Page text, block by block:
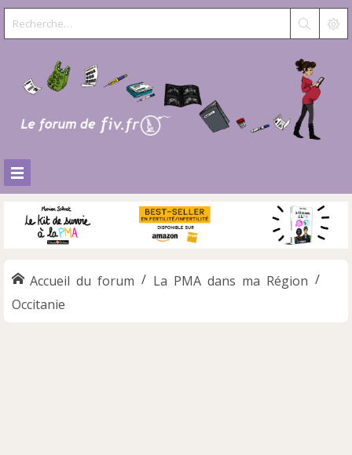
Accueil du forum
La PMA dans ma Région
Occitanie